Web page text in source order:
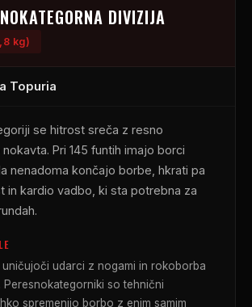
DIVIZIJA
kg)
Topuria
se hitrost sreča z resno
Pri 145 funtih imajo borci
nenadoma končajo borbe, hkrati pa
in kardio vadbo, ki sta potrebna za
uničujoči udarci z nogami in rokoborba
Peresnokategorniki so tehnični
spremenijo borbo z enim samim